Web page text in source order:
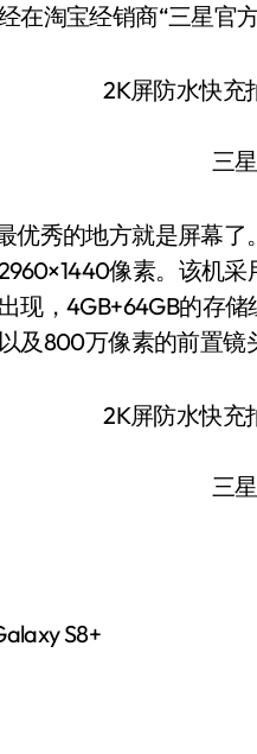
在淘宝经销商“三星官
三
优秀的地方就是屏幕了
像素。该机
现，4GB+64GB的存
及800万像素的前置镜
三
S8+